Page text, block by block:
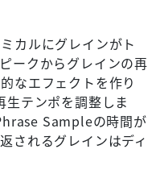
カルにグレインがト
ークからグレインの再
なエフェクトを作り
生テンポを調整しま
Sampleの時間が
されるグレインはディ